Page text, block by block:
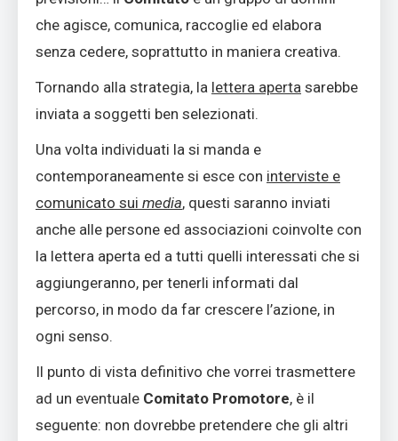
che agisce, comunica, raccoglie ed elabora
senza cedere, soprattutto in maniera creativa.
Tornando alla strategia, la lettera aperta sarebbe
inviata a soggetti ben selezionati.
Una volta individuati la si manda e
contemporaneamente si esce con interviste e
comunicato sui media, questi saranno inviati
anche alle persone ed associazioni coinvolte con
la lettera aperta ed a tutti quelli interessati che si
aggiungeranno, per tenerli informati dal
percorso, in modo da far crescere l’azione, in
ogni senso.
Il punto di vista definitivo che vorrei trasmettere
ad un eventuale Comitato Promotore, è il
seguente: non dovrebbe pretendere che gli altri